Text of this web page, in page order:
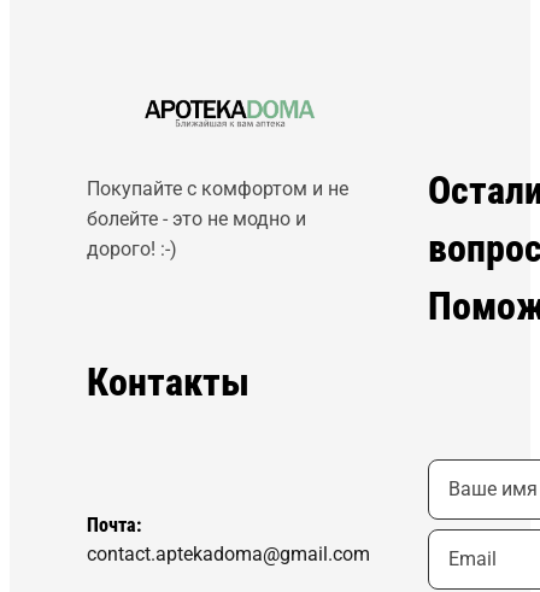
Покупайте с комфортом и не
болейте - это не модно и
дорого! :-)
Контакты
Почта:
contact.aptekadoma@gmail.com